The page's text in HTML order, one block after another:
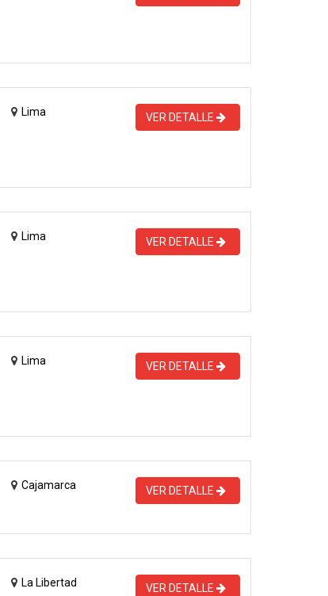
Lima VER DETALLE
Lima VER DETALLE
Lima VER DETALLE
Cajamarca VER DETALLE
La Libertad VER DETALLE